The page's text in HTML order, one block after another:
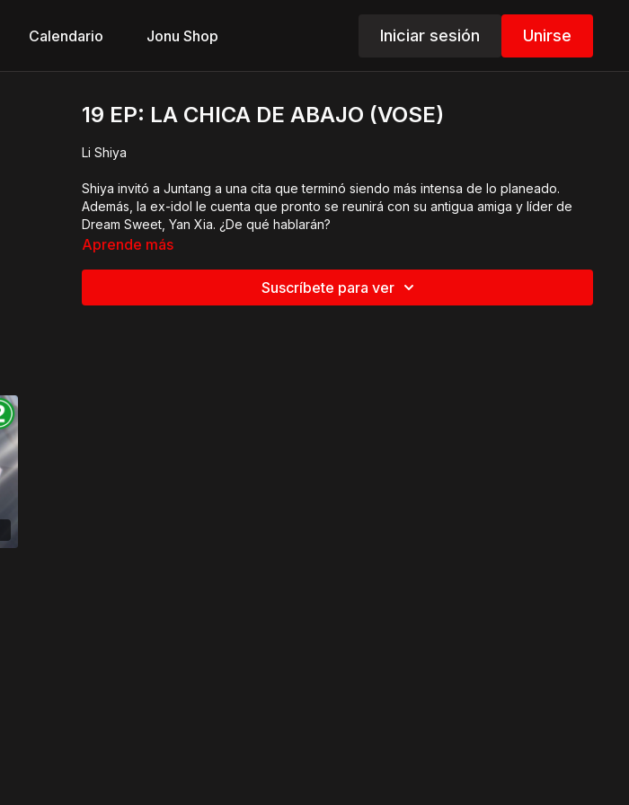
Calendario Jonu Shop Iniciar sesión Unirse
19 EP: LA CHICA DE ABAJO (VOSE)
Li Shiya
Shiya invitó a Juntang a una cita que terminó siendo más intensa de lo planeado.
Además, la ex-idol le cuenta que pronto se reunirá con su antigua amiga y líder de
Dream Sweet, Yan Xia. ¿De qué hablarán?
Aprende más
Suscríbete para ver